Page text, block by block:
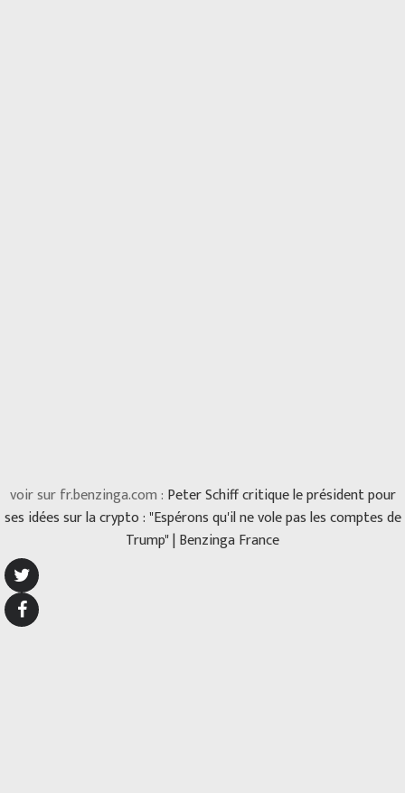
voir sur fr.benzinga.com : Peter Schiff critique le président pour
ses idées sur la crypto : "Espérons qu'il ne vole pas les comptes de
Trump" | Benzinga France